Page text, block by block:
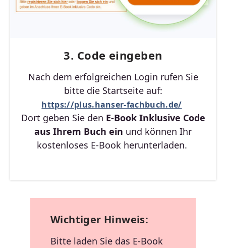
3. Code eingeben
Nach dem erfolgreichen Login rufen Sie
bitte die Startseite auf:
https://plus.hanser-fachbuch.de/
Dort geben Sie den E-Book Inklusive Code
aus Ihrem Buch ein und können Ihr
kostenloses E-Book herunterladen.
Wichtiger Hinweis:
Bitte laden Sie das E-Book